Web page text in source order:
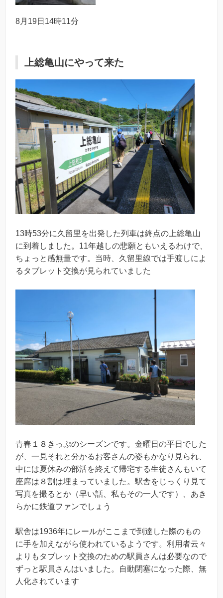
8月19日14時11分
上総亀山にやって来た
13時53分に久留里を出発した列車は終点の上総亀山
に到着しました。11年越しの悲願ともいえるわけで、
ちょっと感無量です。当時、久留里線では手渡しによ
るタブレット交換が見られていました
青春１８きっぷのシーズンです。金曜日の平日でした
が、一見それと分かるお客さんの姿もかなり見られ、
中には夏休みの部活を終えて帰宅する生徒さんもいて
座席は８割は埋まっていました。駅舎をじっくり見て
写真を撮るとか（早い話、私もその一人です）、あき
らかに鉄道ファンでしょう
駅舎は1936年にレールがここまで到達した際のもの
に手を加えながら使われているようです。利用者云々
よりもタブレット交換のための駅員さんは必要なので
ずっと駅員さんはいました。自動閉塞になった際、無
人化されています